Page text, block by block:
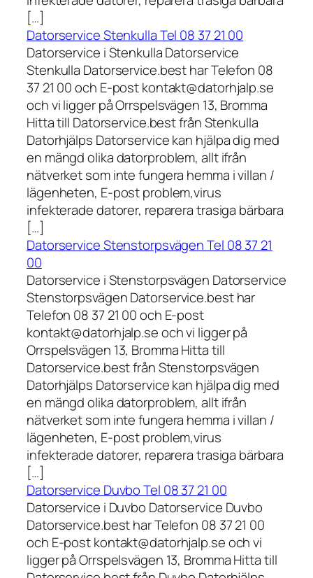
[…]
Datorservice Stenkulla Tel 08 37 21 00
Datorservice i Stenkulla Datorservice
Stenkulla Datorservice.best har Telefon 08
37 21 00 och E-post kontakt@datorhjalp.se
och vi ligger på Orrspelsvägen 13, Bromma
Hitta till Datorservice.best från Stenkulla
Datorhjälps Datorservice kan hjälpa dig med
en mängd olika datorproblem, allt ifrån
nätverket som inte fungera hemma i villan /
lägenheten, E-post problem,virus
infekterade datorer, reparera trasiga bärbara
[…]
Datorservice Stenstorpsvägen Tel 08 37 21
00
Datorservice i Stenstorpsvägen Datorservice
Stenstorpsvägen Datorservice.best har
Telefon 08 37 21 00 och E-post
kontakt@datorhjalp.se och vi ligger på
Orrspelsvägen 13, Bromma Hitta till
Datorservice.best från Stenstorpsvägen
Datorhjälps Datorservice kan hjälpa dig med
en mängd olika datorproblem, allt ifrån
nätverket som inte fungera hemma i villan /
lägenheten, E-post problem,virus
infekterade datorer, reparera trasiga bärbara
[…]
Datorservice Duvbo Tel 08 37 21 00
Datorservice i Duvbo Datorservice Duvbo
Datorservice.best har Telefon 08 37 21 00
och E-post kontakt@datorhjalp.se och vi
ligger på Orrspelsvägen 13, Bromma Hitta till